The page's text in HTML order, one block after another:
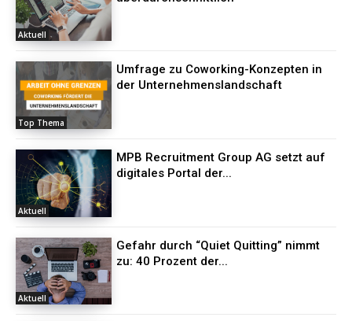
Aktuell
Top Thema
Umfrage zu Coworking-Konzepten in
der Unternehmenslandschaft
Aktuell
MPB Recruitment Group AG setzt auf
digitales Portal der...
Aktuell
Gefahr durch “Quiet Quitting” nimmt
zu: 40 Prozent der...